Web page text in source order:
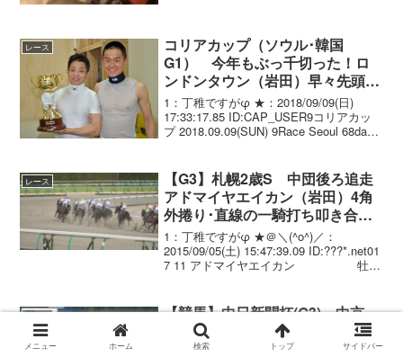
レース
コリアカップ（ソウル･韓国
G1） 今年もぶっ千切った！ロ
ンドンタウン（岩田）早々先頭15
馬身差圧勝！連覇達成
1：丁稚ですがφ ★：2018/09/09(日)
17:33:17.85 ID:CAP_USER9コリアカッ
プ 2018.09.09(SUN) 9Race Seoul 68day
レース
【G3】札幌2歳S 中団後ろ追走
アドマイヤエイカン（岩田）4角
外捲り･直線の一騎打ち叩き合い
制し重賞制覇！
1：丁稚ですがφ ★＠＼(^o^)／：
2015/09/05(土) 15:47:39.09 ID:???*.net01
7 11 アドマイヤエイカン 牡2
レース
【競馬】中日新聞杯(G3)～中京
ショウナンバルディが逃げ切り
岩田康誠騎手がJRA重賞100勝
メニュー ホーム 検索 トップ サイドバー